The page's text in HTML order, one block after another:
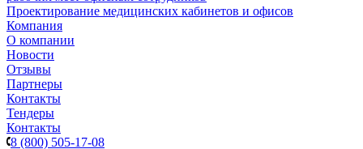
Проектирование медицинских кабинетов и офисов
Компания
О компании
Новости
Отзывы
Партнеры
Контакты
Тендеры
Контакты
8 (800) 505-17-08